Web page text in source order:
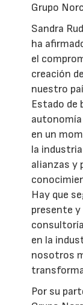
Grupo
Sandra
ha
el
creación
nuestro
Estado de
en un
la
alianzas y
Hay que
presente
en la
nosotros
Por su